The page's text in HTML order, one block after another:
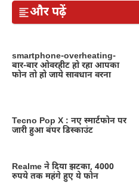
और पढ़ें
smartphone-overheating-
बार-बार ओवरहीट हो रहा आपका
फोन तो हो जाये सावधान वरना
Tecno Pop X : नए स्मार्टफोन पर
जारी हुआ बंपर डिस्काउंट
Realme ने दिया झटका, 4000
रुपये तक महंगे हुए ये फोन